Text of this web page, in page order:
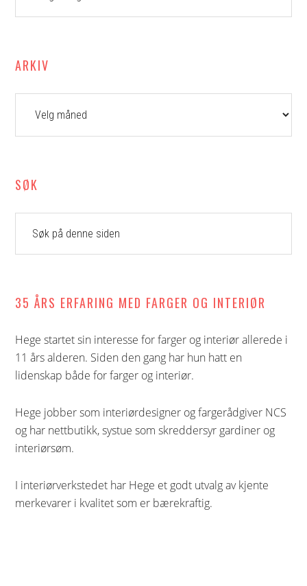
ARKIV
SØK
denne
35 ÅRS ERFARING MED FARGER OG INTERIØR
Hege startet sin interesse for farger og interiør allerede i
11 års alderen. Siden den gang har hun hatt en
lidenskap både for farger og interiør.
Hege jobber som interiørdesigner og fargerådgiver NCS
og har nettbutikk, systue som skreddersyr gardiner og
interiørsøm.
I interiørverkstedet har Hege et godt utvalg av kjente
merkevarer i kvalitet som er bærekraftig.